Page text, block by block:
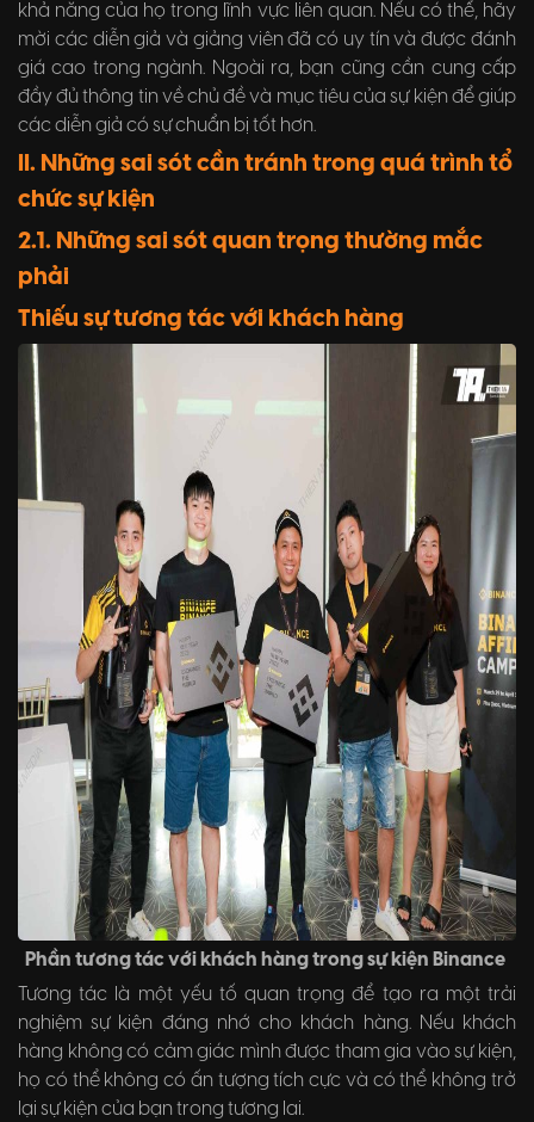
khả năng của họ trong lĩnh vực liên quan. Nếu có thể, hãy
mời các diễn giả và giảng viên đã có uy tín và được đánh
giá cao trong ngành. Ngoài ra, bạn cũng cần cung cấp
đầy đủ thông tin về chủ đề và mục tiêu của sự kiện để giúp
các diễn giả có sự chuẩn bị tốt hơn.
II. Những sai sót cần tránh trong quá trình tổ
chức sự kiện
2.1. Những sai sót quan trọng thường mắc
phải
Thiếu sự tương tác với khách hàng
Phần tương tác với khách hàng trong sự kiện Binance
Tương tác là một yếu tố quan trọng để tạo ra một trải
nghiệm sự kiện đáng nhớ cho khách hàng. Nếu khách
hàng không có cảm giác mình được tham gia vào sự kiện,
họ có thể không có ấn tượng tích cực và có thể không trở
lại sự kiện của bạn trong tương lai.